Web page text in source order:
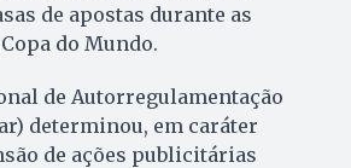
de apostas durante as
do Mundo.
de Autorregulamentação
determinou, em caráter
de ações publicitárias